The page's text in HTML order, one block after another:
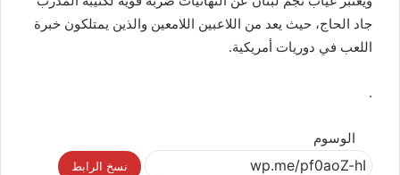
جاد الحاج، حيث يعد من اللاعبين اللامعين والذين يمتلكون خبرة
اللعب في دوريات أمريكية.
.
الوسوم
نسخ الرابط